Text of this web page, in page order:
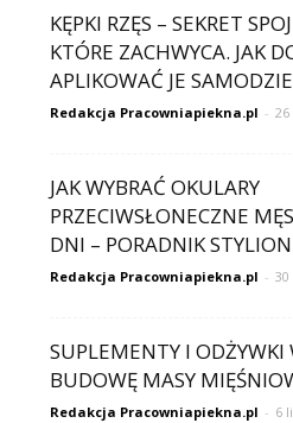
KĘPKI RZĘS – SEKRET
KTÓRE ZACHWYCA. JAK
APLIKOWAĆ JE
Redakcja Pracowniapiekna.pl - 26
JAK WYBRAĆ OKULARY
PRZECIWSŁONECZNE
DNI – PORADNIK STYLION
Redakcja Pracowniapiekna.pl - 30
SUPLEMENTY I ODŻYWKI
BUDOWĘ MASY
Redakcja Pracowniapiekna.pl - 6